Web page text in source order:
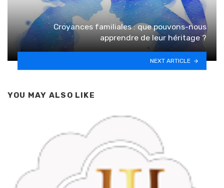
Croyances familiales : que pouvons-nous
apprendre de leur héritage ?
NEXT ARTICLE
YOU MAY ALSO LIKE